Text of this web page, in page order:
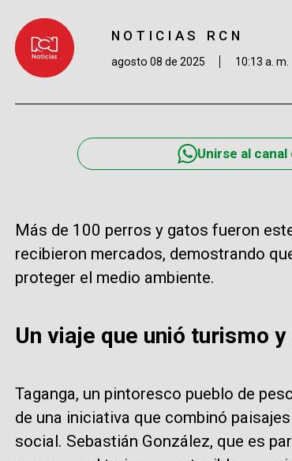
NOTICIAS RCN
agosto 08 de 2025 10:13 a. m.
Unirse al
Más de 100 perros y gatos fueron
recibieron mercados, demostrando
proteger el medio ambiente.
Un viaje que unió turismo
Taganga, un pintoresco pueblo de
de una iniciativa que combinó
social. Sebastián González, que es